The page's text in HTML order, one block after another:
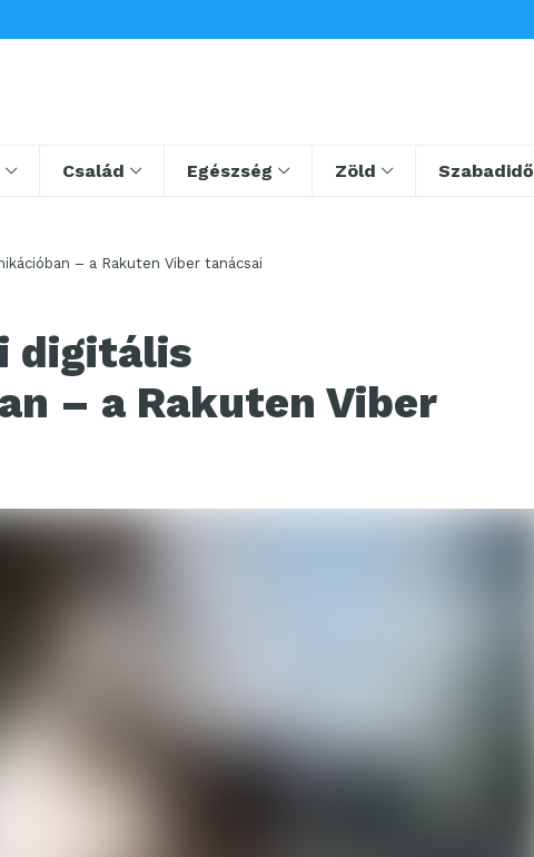
Család Egészség Zöld Szabadidő
– a Rakuten Viber tanácsai
digitális
– a Rakuten Viber